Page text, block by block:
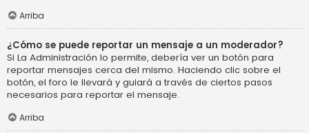
Arriba
¿Cómo se puede reportar un mensaje a un moderador?
Si La Administración lo permite, debería ver un botón para
reportar mensajes cerca del mismo. Haciendo clic sobre el
botón, el foro le llevará y guiará a través de ciertos pasos
necesarios para reportar el mensaje.
Arriba